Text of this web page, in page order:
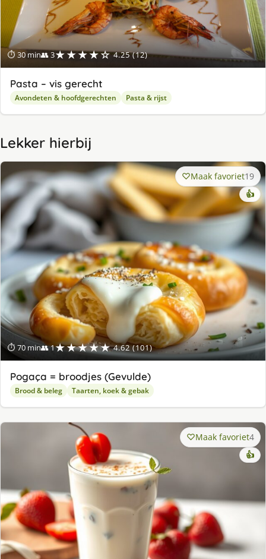
⏱ 30 min👥 3★★★★☆ 4.25 (12)
Pasta – vis gerecht
Avondeten & hoofdgerechten Pasta & rijst
Lekker hierbij
⏱ 70 min👥 1★★★★★ 4.62 (101)
Maak favoriet19
👍
Pogaça = broodjes (Gevulde)
Brood & beleg Taarten, koek & gebak
Maak favoriet4
👍